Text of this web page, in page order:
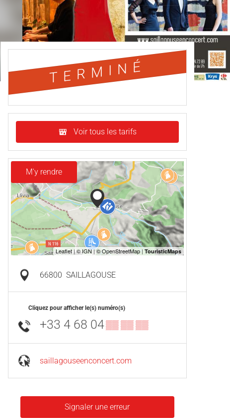
TERMINÉ
Voir tous les tarifs
M'y rendre
66800 SAILLAGOUSE
Cliquez pour afficher le(s) numéro(s)
+33 4 68 04▒▒ ▒▒ ▒▒
saillagouseenconcert.com
Signaler une erreur